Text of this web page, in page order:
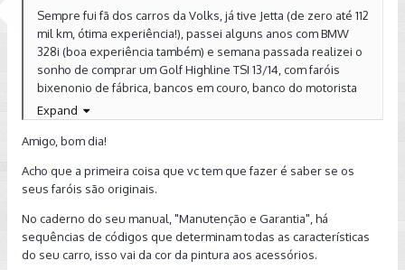
Sempre fui fã dos carros da Volks, já tive Jetta (de zero até 112
mil km, ótima experiência!), passei alguns anos com BMW
328i (boa experiência também) e semana passada realizei o
sonho de comprar um Golf Highline TSI 13/14, com faróis
bixenonio de fábrica, bancos em couro, banco do motorista
elétrico e tela de 8" Discover Pro.
Já rodei por volta de 700 km o carro e estou gostando muito,
um susto, mesmo com farol alto não consigo enxergar
praticamente nada, está perigoso até. Tenho certeza que
lâmpadas da direta e da esquerda estão com tonalidade
diferente, o que indica que alguma delas (ou as duas) já foi
trocada.
Expand
Amigo, bom dia!
Acho que a primeira coisa que vc tem que fazer é saber se os
seus faróis são originais.
No caderno do seu manual, "Manutenção e Garantia", há
sequências de códigos que determinam todas as características
do seu carro, isso vai da cor da pintura aos acessórios.